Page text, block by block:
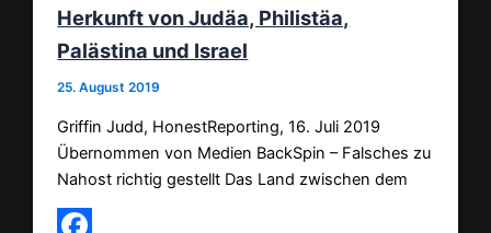
Herkunft von Judäa, Philistäa,
Palästina und Israel
25. August 2019
Griffin Judd, HonestReporting, 16. Juli 2019
Übernommen von Medien BackSpin – Falsches zu
Nahost richtig gestellt Das Land zwischen dem